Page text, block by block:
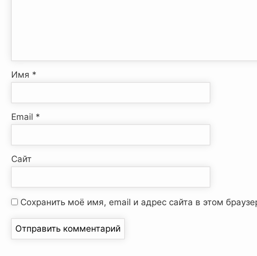
Имя *
Email *
Сайт
Сохранить моё имя, email и адрес сайта в этом